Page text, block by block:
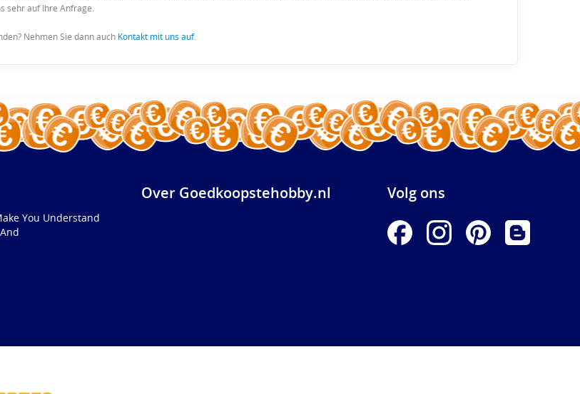
sehr auf Ihre Anfrage.
Nehmen Sie dann auch Kontakt mit uns auf.
You Understand
Over Goedkoopstehobby.nl Volg ons